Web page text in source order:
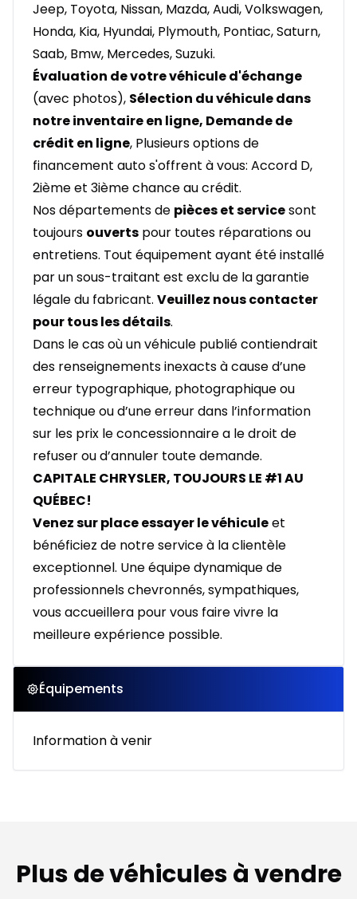
Jeep, Toyota, Nissan, Mazda, Audi, Volkswagen,
Honda, Kia, Hyundai, Plymouth, Pontiac, Saturn,
Saab, Bmw, Mercedes, Suzuki.
Évaluation de votre véhicule d'échange
(avec photos), Sélection du véhicule dans
notre inventaire en ligne, Demande de
crédit en ligne, Plusieurs options de
financement auto s'offrent à vous: Accord D,
2ième et 3ième chance au crédit.
Nos départements de pièces et servicesont
toujours ouverts pour toutes réparations ou
entretiens. Tout équipement ayant été installé
par un sous-traitant est exclu de la garantie
légale du fabricant. Veuillez nous contacter
pour tous les détails.
Dans le cas où un véhicule publié contiendrait
des renseignements inexacts à cause d’une
erreur typographique, photographique ou
technique ou d’une erreur dans l’information
sur les prix le concessionnaire a le droit de
refuser ou d’annuler toute demande.
CAPITALE CHRYSLER, TOUJOURS LE #1 AU
QUÉBEC!
Venez sur place essayer le véhiculeet
bénéficiez de notre service à la clientèle
exceptionnel. Une équipe dynamique de
professionnels chevronnés, sympathiques,
vous accueillera pour vous faire vivre la
meilleure expérience possible.
Équipements
Information à venir
Plus de véhicules à vendre